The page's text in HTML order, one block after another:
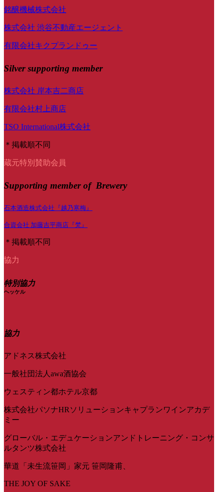
銘醸機械株式会社
株式会社 渋谷不動産エージェント
有限会社キクプランドゥー
Silver supporting member
株式会社 岸本吉二商店
有限会社村上商店
TSO International株式会社
＊掲載順不同
蔵元特別賛助会員
Supporting member of Brewery
石本酒造株式会社『越乃寒梅』
合資会社 加藤吉平商店『梵』
＊掲載順不同
協力
特別協力
ヘッケル
協力
アドネス株式会社
一般社団法人awa酒協会
ウェスティン都ホテル京都
株式会社パソナHRソリューションキャプランワインアカデ
ミー
グローバル・エデュケーションアンドトレーニング・コンサ
ルタンツ株式会社
華道「未生流笹岡」家元 笹岡隆甫、
THE JOY OF SAKE